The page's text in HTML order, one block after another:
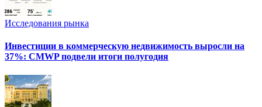
Исследования рынка
Инвестиции в коммерческую недвижимость выросли на
37%: CMWP подвели итоги полугодия